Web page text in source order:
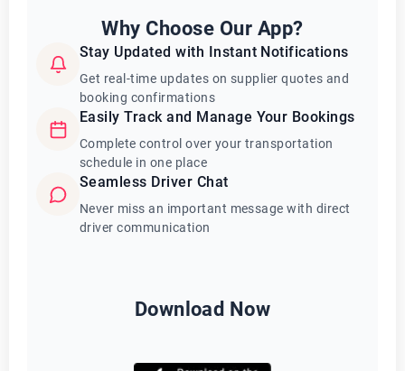
Why Choose Our App?
Stay Updated with Instant Notifications
Get real-time updates on supplier quotes and
booking confirmations
Easily Track and Manage Your Bookings
Complete control over your transportation
schedule in one place
Seamless Driver Chat
Never miss an important message with direct
driver communication
Download Now